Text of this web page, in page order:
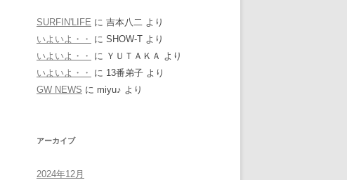
SURFIN'LIFE に 吉本八二 より
いよいよ・・
に SHOW-T より
いよいよ・・
に ＹＵＴＡＫＡ より
いよいよ・・
に 13番弟子 より
GW NEWS に miyu♪ より
アーカイブ
2024年12月